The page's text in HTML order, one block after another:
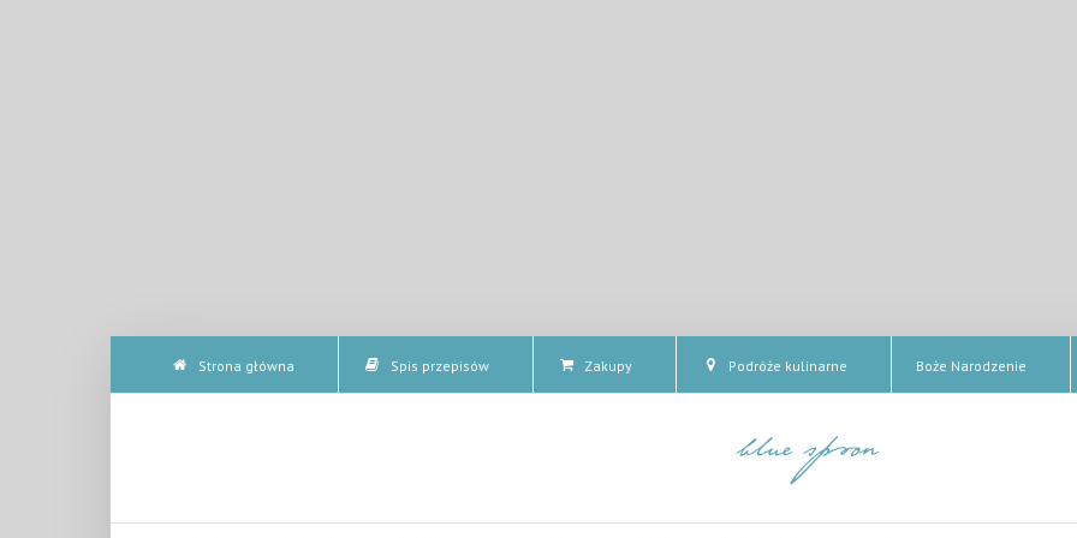
Strona główna Spis przepisów Zakupy Podróże kulinarne Boże Narodzenie